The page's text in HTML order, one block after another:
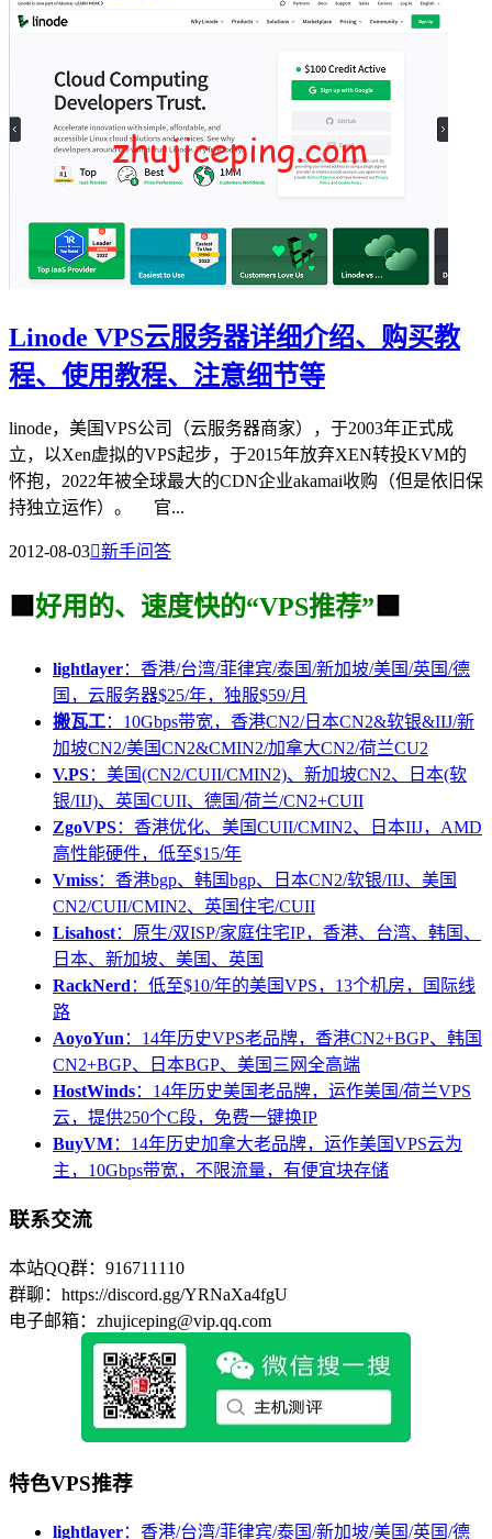
Linode VPS云服务器详细介绍、购买教
程、使用教程、注意细节等
linode，美国VPS公司（云服务器商家），于2003年正式成
立，以Xen虚拟的VPS起步，于2015年放弃XEN转投KVM的
怀抱，2022年被全球最大的CDN企业akamai收购（但是依旧保
持独立运作）。 官...
2012-08-03新手问答
🟩 好用的、速度快的“VPS推荐” 🟩
lightlayer：香港/台湾/菲律宾/泰国/新加坡/美国/英国/德
国，云服务器$25/年，独服$59/月
搬瓦工：10Gbps带宽，香港CN2/日本CN2&软银&IIJ/新
加坡CN2/美国CN2&CMIN2/加拿大CN2/荷兰CU2
V.PS：美国(CN2/CUII/CMIN2)、新加坡CN2、日本(软
银/IIJ)、英国CUII、德国/荷兰/CN2+CUII
ZgoVPS：香港优化、美国CUII/CMIN2、日本IIJ，AMD
高性能硬件，低至$15/年
Vmiss：香港bgp、韩国bgp、日本CN2/软银/IIJ、美国
CN2/CUII/CMIN2、英国住宅/CUII
Lisahost：原生/双ISP/家庭住宅IP，香港、台湾、韩国、
日本、新加坡、美国、英国
RackNerd ：低至$10/年的美国VPS，13个机房，国际线
路
AoyoYun ：14年历史VPS老品牌，香港CN2+BGP、韩国
CN2+BGP、日本BGP、美国三网全高端
HostWinds：14年历史美国老品牌，运作美国/荷兰VPS
云，提供250个C段，免费一键换IP
BuyVM：14年历史加拿大老品牌，运作美国VPS云为
主，10Gbps带宽，不限流量，有便宜块存储
联系交流
本站QQ群：916711110
群聊：https://discord.gg/YRNaXa4fgU
电子邮箱：zhujiceping@vip.qq.com
特色VPS推荐
lightlayer：香港/台湾/菲律宾/泰国/新加坡/美国/英国/德